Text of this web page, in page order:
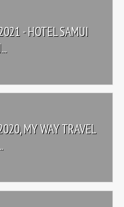
- HOTEL SAMUI
MY WAY TRAVEL